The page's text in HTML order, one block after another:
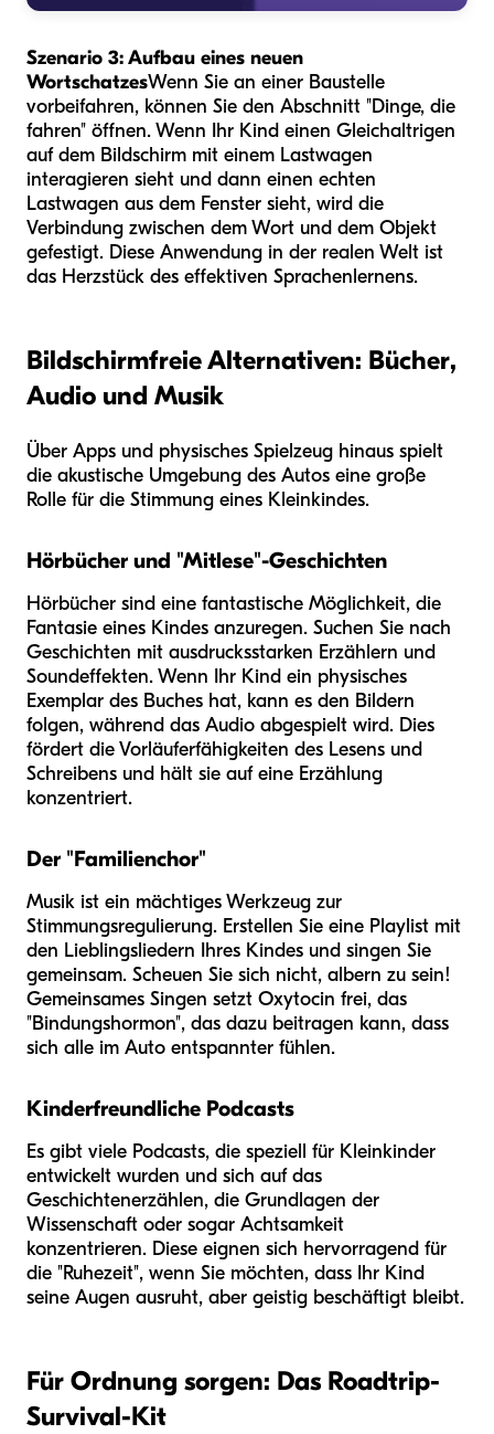
Szenario 3: Aufbau eines neuen
WortschatzesWenn Sie an einer Baustelle
vorbeifahren, können Sie den Abschnitt "Dinge, die
fahren" öffnen. Wenn Ihr Kind einen Gleichaltrigen
auf dem Bildschirm mit einem Lastwagen
interagieren sieht und dann einen echten
Lastwagen aus dem Fenster sieht, wird die
Verbindung zwischen dem Wort und dem Objekt
gefestigt. Diese Anwendung in der realen Welt ist
das Herzstück des effektiven Sprachenlernens.
Bildschirmfreie Alternativen: Bücher,
Audio und Musik
Über Apps und physisches Spielzeug hinaus spielt
die akustische Umgebung des Autos eine große
Rolle für die Stimmung eines Kleinkindes.
Hörbücher und "Mitlese"-Geschichten
Hörbücher sind eine fantastische Möglichkeit, die
Fantasie eines Kindes anzuregen. Suchen Sie nach
Geschichten mit ausdrucksstarken Erzählern und
Soundeffekten. Wenn Ihr Kind ein physisches
Exemplar des Buches hat, kann es den Bildern
folgen, während das Audio abgespielt wird. Dies
fördert die Vorläuferfähigkeiten des Lesens und
Schreibens und hält sie auf eine Erzählung
konzentriert.
Der "Familienchor"
Musik ist ein mächtiges Werkzeug zur
Stimmungsregulierung. Erstellen Sie eine Playlist mit
den Lieblingsliedern Ihres Kindes und singen Sie
gemeinsam. Scheuen Sie sich nicht, albern zu sein!
Gemeinsames Singen setzt Oxytocin frei, das
"Bindungshormon", das dazu beitragen kann, dass
sich alle im Auto entspannter fühlen.
Kinderfreundliche Podcasts
Es gibt viele Podcasts, die speziell für Kleinkinder
entwickelt wurden und sich auf das
Geschichtenerzählen, die Grundlagen der
Wissenschaft oder sogar Achtsamkeit
konzentrieren. Diese eignen sich hervorragend für
die "Ruhezeit", wenn Sie möchten, dass Ihr Kind
seine Augen ausruht, aber geistig beschäftigt bleibt.
Für Ordnung sorgen: Das Roadtrip-
Survival-Kit